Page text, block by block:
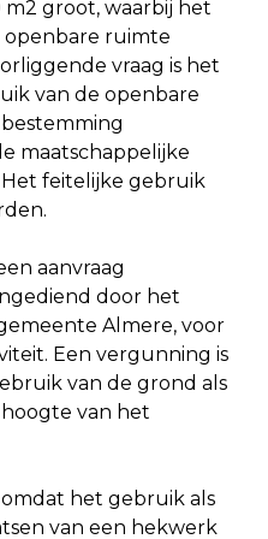
m2 groot, waarbij het
openbare ruimte
vraag is het
van de openbare
maatschappelijke
feitelijke gebruik
aanvraag
door het
Almere, voor
Een vergunning is
van de grond als
van het
het gebruik als
van een hekwerk